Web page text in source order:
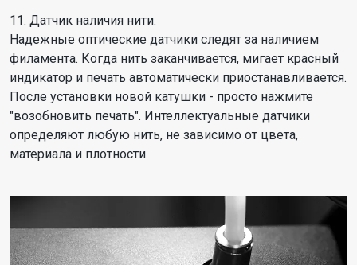
11. Датчик наличия нити.
Надежные оптические датчики следят за наличием
филамента. Когда нить заканчивается, мигает красный
индикатор и печать автоматически приостанавливается.
После установки новой катушки - просто нажмите
"возобновить печать". Интеллектуальные датчики
определяют любую нить, не зависимо от цвета,
материала и плотности.